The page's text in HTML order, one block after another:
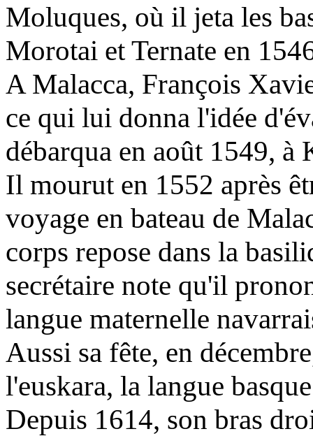
Moluques, où il jeta les
Morotai et Ternate en
A Malacca, François
ce qui lui donna l'idée
débarqua en août 1549, à
Il mourut en 1552 après
voyage en bateau de
corps repose dans la
secrétaire note qu'il
langue maternelle
Aussi sa fête, en
l'euskara, la langue
Depuis 1614, son bras